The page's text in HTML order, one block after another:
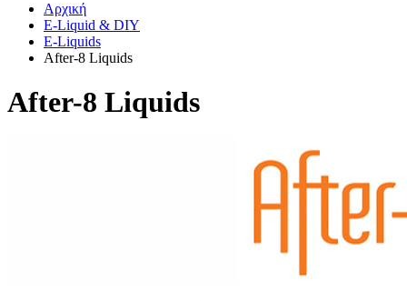
Αρχική
E-Liquid & DIY
E-Liquids
After-8 Liquids
After-8 Liquids